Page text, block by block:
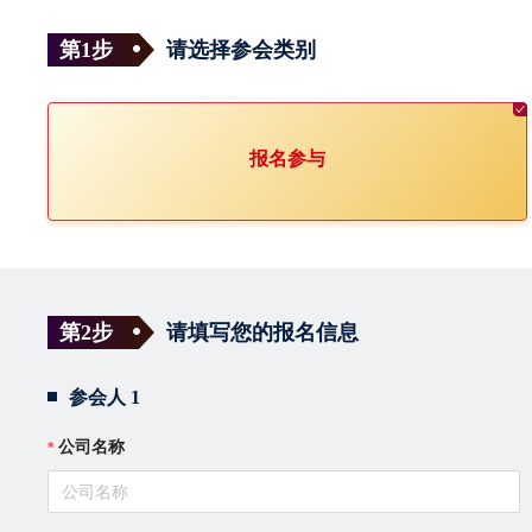
第1步 请选择参会类别
报名参与
第2步 请填写您的报名信息
参会人 1
公司名称